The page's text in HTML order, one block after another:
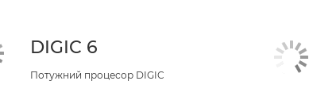
DIGIC 6
Потужний процесор DIGIC